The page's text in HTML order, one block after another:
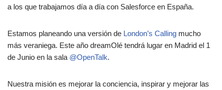
a los que trabajamos día a día con Salesforce en España.
Estamos planeando una versión de London’s Calling mucho
más veraniega. Este año dreamOlé tendrá lugar en Madrid el 1
de Junio en la sala @OpenTalk.
Nuestra misión es mejorar la conciencia, inspirar y mejorar las